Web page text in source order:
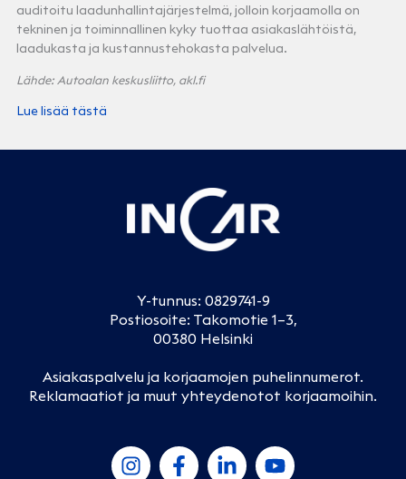
auditoitu laadunhallintajärjestelmä, jolloin korjaamolla on
tekninen ja toiminnallinen kyky tuottaa asiakaslähtöistä,
laadukasta ja kustannustehokasta palvelua.
Lähde: Autoalan keskusliitto, akl.fi
Lue lisää tästä
Y-tunnus: 0829741-9
Postiosoite: Takomotie 1–3,
00380 Helsinki
Asiakaspalvelu ja korjaamojen puhelinnumerot.
Reklamaatiot ja muut yhteydenotot korjaamoihin.